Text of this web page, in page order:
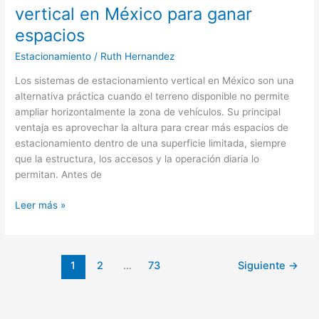
vertical en México para ganar
espacios
Estacionamiento / Ruth Hernandez
Los sistemas de estacionamiento vertical en México son una
alternativa práctica cuando el terreno disponible no permite
ampliar horizontalmente la zona de vehículos. Su principal
ventaja es aprovechar la altura para crear más espacios de
estacionamiento dentro de una superficie limitada, siempre
que la estructura, los accesos y la operación diaria lo
permitan. Antes de
Sistemas
Leer más »
1 2 … 73 Siguiente →